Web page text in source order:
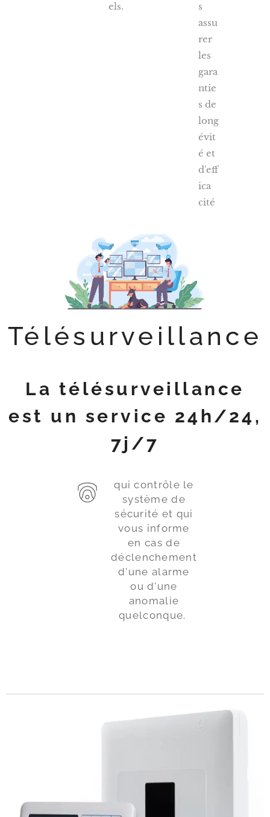
els.
s
assu
rer
les
gara
ntie
s de
long
évit
é et
d'eff
ica
cité
Télésurveillance
La télésurveillance
est un service 24h/24,
7j/7
qui contrôle le
système de
sécurité et qui
vous informe
en cas de
déclenchement
d'une alarme
ou d'une
anomalie
quelconque.